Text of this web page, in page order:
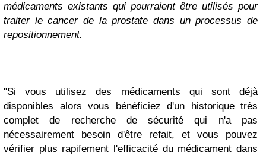
médicaments existants qui pourraient être utilisés pour
traiter le cancer de la prostate dans un processus de
repositionnement.
"Si vous utilisez des médicaments qui sont déjà
disponibles alors vous bénéficiez d'un historique très
complet de recherche de sécurité qui n'a pas
nécessairement besoin d'être refait, et vous pouvez
vérifier plus rapifement l'efficacité du médicament dans